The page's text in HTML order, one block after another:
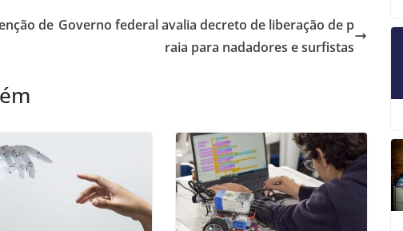
de Governo federal avalia decreto de liberação de p
raia para nadadores e surfistas